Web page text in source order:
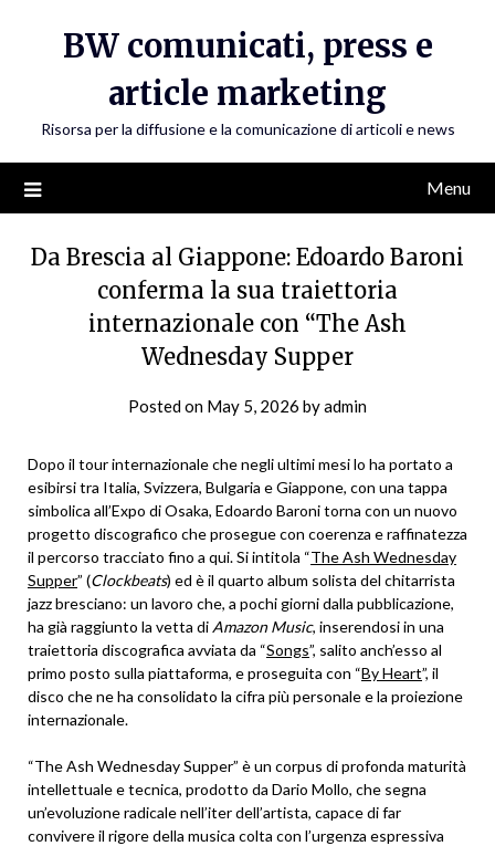
BW comunicati, press e
article marketing
Risorsa per la diffusione e la comunicazione di articoli e news
Menu
Da Brescia al Giappone: Edoardo Baroni
conferma la sua traiettoria
internazionale con “The Ash
Wednesday Supper
Posted on May 5, 2026 byadmin
Dopo il tour internazionale che negli ultimi mesi lo ha portato a
esibirsi tra Italia, Svizzera, Bulgaria e Giappone, con una tappa
simbolica all’Expo di Osaka, Edoardo Baroni torna con un nuovo
progetto discografico che prosegue con coerenza e raffinatezza
il percorso tracciato fino a qui. Si intitola “The Ash Wednesday
Supper” (Clockbeats) ed è il quarto album solista del chitarrista
jazz bresciano: un lavoro che, a pochi giorni dalla pubblicazione,
ha già raggiunto la vetta di Amazon Music, inserendosi in una
traiettoria discografica avviata da “Songs”, salito anch’esso al
primo posto sulla piattaforma, e proseguita con “By Heart”, il
disco che ne ha consolidato la cifra più personale e la proiezione
internazionale.
“The Ash Wednesday Supper” è un corpus di profonda maturità
intellettuale e tecnica, prodotto da Dario Mollo, che segna
un’evoluzione radicale nell’iter dell’artista, capace di far
convivere il rigore della musica colta con l’urgenza espressiva